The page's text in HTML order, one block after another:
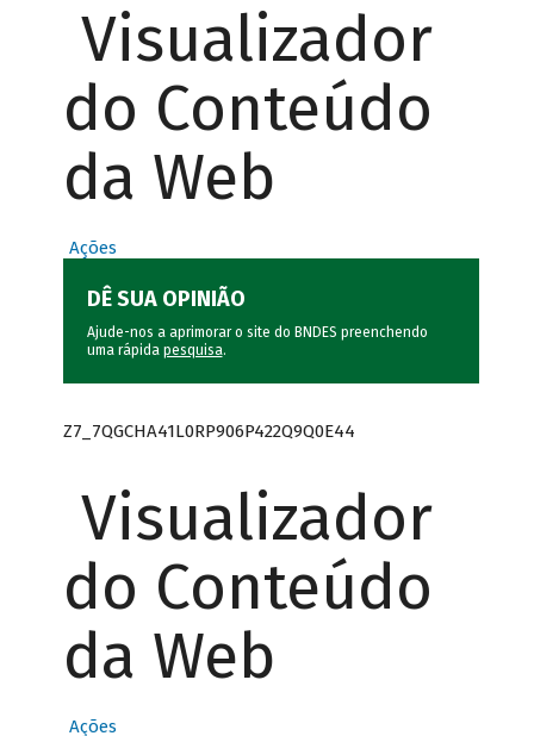
Visualizador
do Conteúdo
da Web
Ações
DÊ SUA OPINIÃO
Ajude-nos a aprimorar o site do BNDES preenchendo
uma rápida pesquisa.
Z7_7QGCHA41L0RP906P422Q9Q0E44
Visualizador
do Conteúdo
da Web
Ações